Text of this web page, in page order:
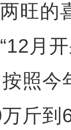
旺的
月
照今
斤到